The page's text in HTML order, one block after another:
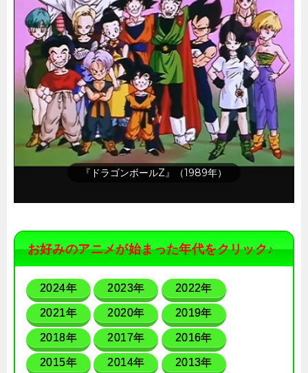
『ドラゴンボールZ』（1989年）
お好みのアニメが始まった年代をクリック♪
2024年 2023年 2022年
2021年 2020年 2019年
2018年 2017年 2016年
2015年 2014年 2013年